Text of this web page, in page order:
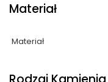
Materiał
Materiał